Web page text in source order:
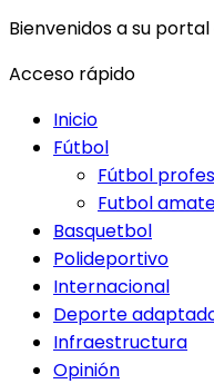
Bienvenidos a su
Acceso rápido
Inicio
Fútbol
Fútbol
Futbol
Basquetbol
Polideportivo
Internacional
Deporte
Infraestructura
Opinión